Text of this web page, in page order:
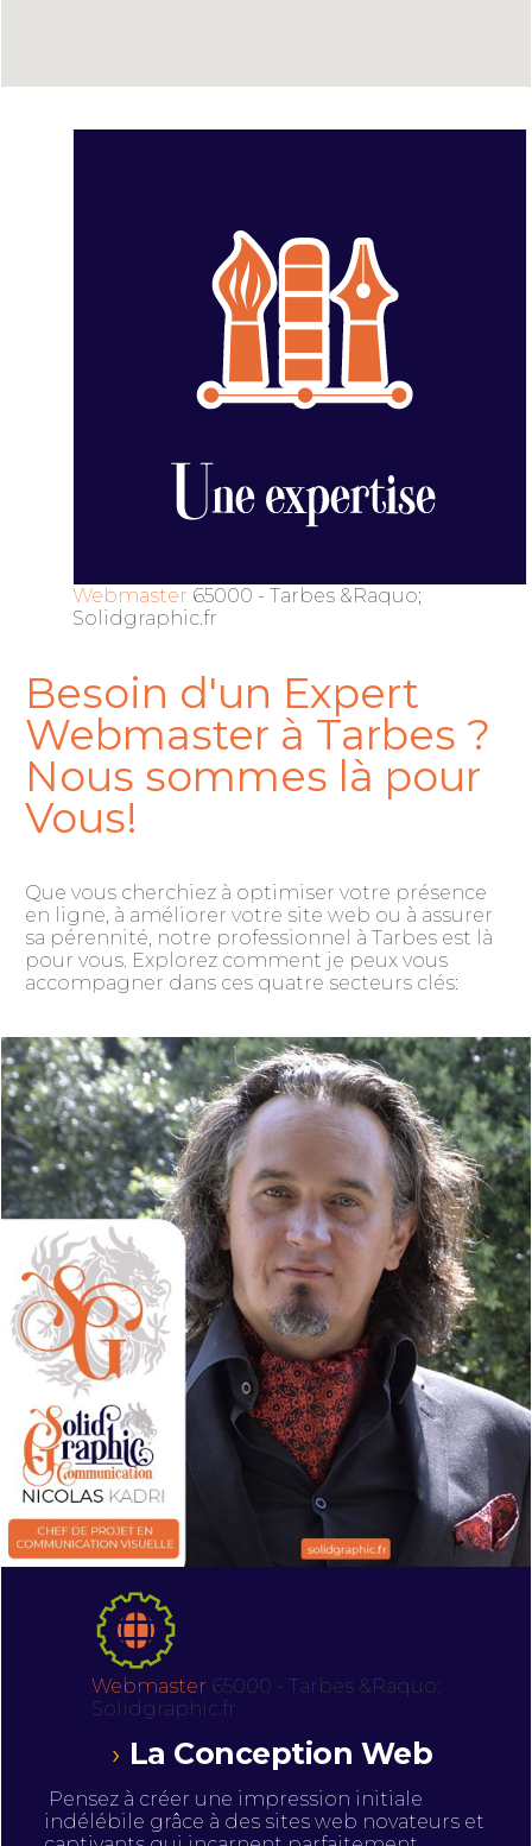
Webmaster 65000 - Tarbes &Raquo;
Solidgraphic.fr
Besoin d'un Expert
Webmaster à Tarbes ?
Nous sommes là pour
Vous!
Que vous cherchiez à optimiser votre présence
en ligne, à améliorer votre site web ou à assurer
sa pérennité, notre professionnel à Tarbes est là
pour vous. Explorez comment je peux vous
accompagner dans ces quatre secteurs clés:
Webmaster 65000 - Tarbes &Raquo;
Solidgraphic.fr
La Conception Web
Pensez à créer une impression initiale
indélébile grâce à des sites web novateurs et